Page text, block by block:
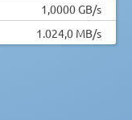
1,0000 GB/s
1.024,0 MB/s